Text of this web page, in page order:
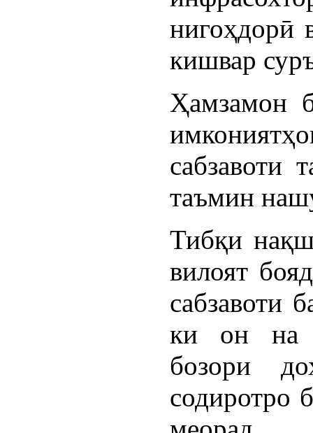
нигоҳдорӣ
кишвар
Ҳамзамон
сабзавоти
таъмин
Тибқи
вилоят
сабзавоти
ки он на
бозори
содиротро